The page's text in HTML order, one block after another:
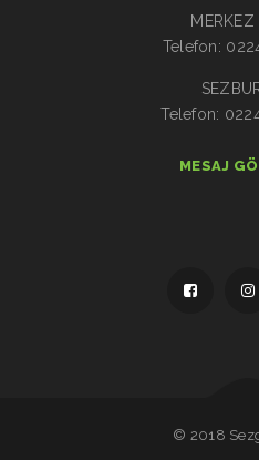
MERKEZ
Telefon:
Telefon:
MESAJ
© 2018